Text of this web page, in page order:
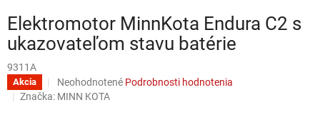
Elektromotor MinnKota Endura C2 s
ukazovateľom stavu batérie
9311A
Akcia Priemerné hodnotenie produktu je 0,0 z 5 hviezdičiek.
Neohodnotené Podrobnosti hodnotenia
Značka: MINN KOTA